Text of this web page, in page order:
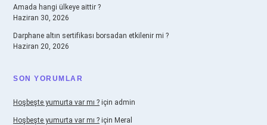
Amada hangi ülkeye aittir ?
Haziran 30, 2026
Darphane altın sertifikası borsadan etkilenir mi ?
Haziran 20, 2026
SON YORUMLAR
Hoşbeşte yumurta var mı ? için admin
Hoşbeşte yumurta var mı ? için Meral